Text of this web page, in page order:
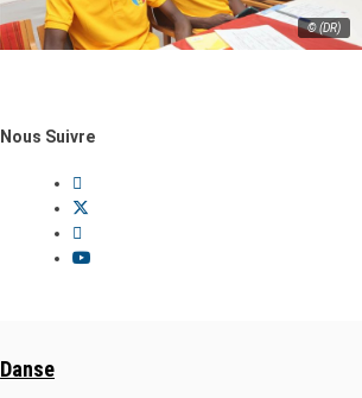
© (DR)
Nous Suivre
Danse